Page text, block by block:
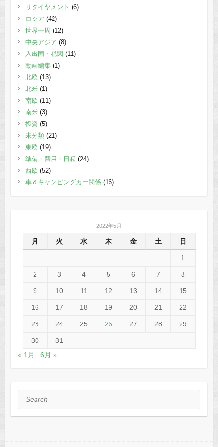
リタイヤメント (6)
ロシア (42)
世界一周 (12)
中央アジア (8)
入出国・税関 (11)
動画編集 (1)
北欧 (13)
北米(1)
南欧 (11)
南米(3)
投資 (5)
未分類(21)
東欧 (19)
準備・費用・日程 (24)
西欧 (52)
車＆キャンピングカー関係(16)
2022年5月
月 火 水 木 金 土 日
1
2 3 4 5 6 7 8
9 10 11 12 13 14 15
16 17 18 19 20 21 22
23 24 25 26 27 28 29
30
31
« 1月
6月 »
Search